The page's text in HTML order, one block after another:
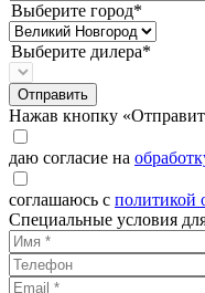
Выберите город*
Выберите дилера*
Отправить
Нажав кнопку
даю согласие на
соглашаюсь с политикой
Специальные условия